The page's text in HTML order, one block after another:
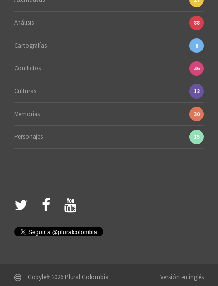
Análisis 88
Cartografías 6
Conflictos 36
Culturas 12
Memorias 30
Personajes 15
Copyleft 2026 Plural Colombia Versión en inglés